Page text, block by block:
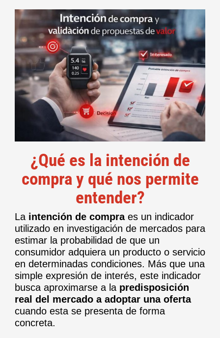
¿Qué es la intención de
compra y qué nos permite
entender?
La intención de compraes un indicador
utilizado en investigación de mercados para
estimar la probabilidad de que un
consumidor adquiera un producto o servicio
en determinadas condiciones. Más que una
simple expresión de interés, este indicador
busca aproximarse a la predisposición
real del mercado a adoptar una oferta
cuando esta se presenta de forma
concreta.